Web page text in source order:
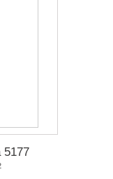
5177